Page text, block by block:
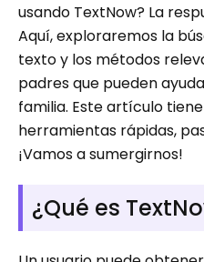
usando TextNow? La
Aquí, exploraremos la
texto y los métodos
padres que pueden
familia. Este artículo
herramientas rápidas,
¡Vamos a sumergirnos!
¿Qué es